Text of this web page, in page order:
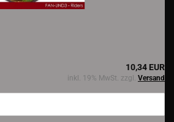
10,34 EUR
inkl. 19% MwSt. zzgl. Versand